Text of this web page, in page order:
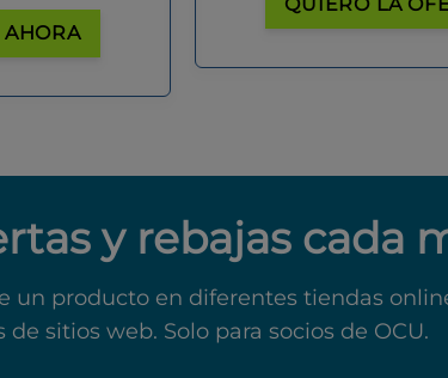
AHORA
y rebajas cada
un producto en diferentes tiendas
sitios web. Solo para socios de OCU.